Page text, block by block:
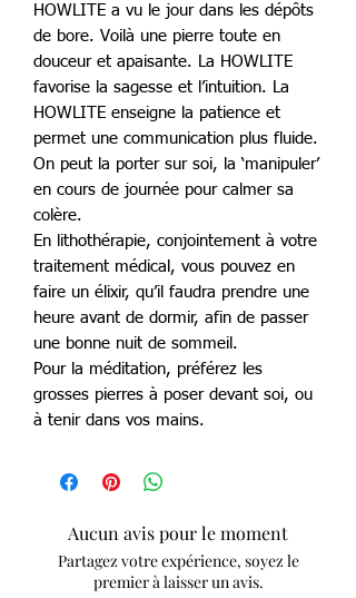
HOWLITE a vu le jour dans les dépôts
de bore. Voilà une pierre toute en
douceur et apaisante. La HOWLITE
favorise la sagesse et l’intuition. La
HOWLITE enseigne la patience et
permet une communication plus fluide.
On peut la porter sur soi, la ‘manipuler’
en cours de journée pour calmer sa
colère.
En lithothérapie, conjointement à votre
traitement médical, vous pouvez en
faire un élixir, qu’il faudra prendre une
heure avant de dormir, afin de passer
une bonne nuit de sommeil.
Pour la méditation, préférez les
grosses pierres à poser devant soi, ou
à tenir dans vos mains.
Aucun avis pour le moment
Partagez votre expérience, soyez le
premier à laisser un avis.